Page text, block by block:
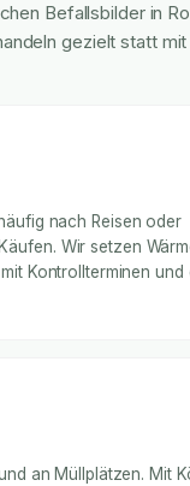
Befallsbilder in
gezielt statt
nach Reisen oder
Wir setzen
Kontrollterminen und
an Müllplätzen. Mit